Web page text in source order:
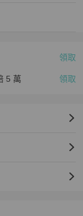
領取
5 萬 領取